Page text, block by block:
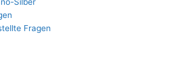
Fragen